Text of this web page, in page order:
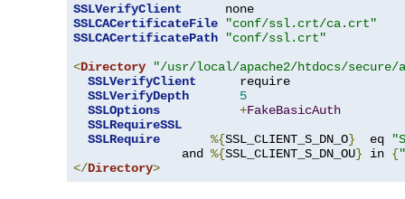
SSLVerifyClient
SSLCACertificateFile
"conf/ssl.crt/ca.crt"
SSLCACertificatePath
"conf/ssl.crt"
<Directory
"/usr/local/apache2/htdocs/secure/
SSLVerifyClient
      require
SSLVerifyDepth
5
SSLOptions
+FakeBasicAuth
SSLRequireSSL
SSLRequire
%{SSL_CLIENT_S_DN_O}
  eq
               and
%{SSL_CLIENT_S_DN_OU} in {
</Directory>